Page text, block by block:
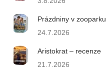
Prázdniny v zooparku
24.7.2026
Aristokrat – recenze
21.7.2026